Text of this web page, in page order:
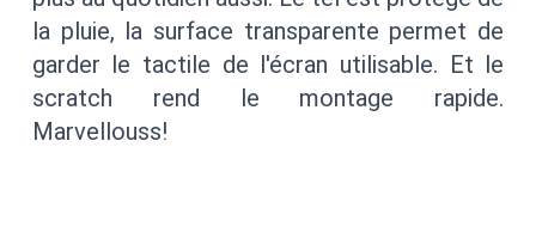
la pluie, la surface transparente permet de
garder le tactile de l'écran utilisable. Et le
scratch rend le montage rapide.
Marvellouss!